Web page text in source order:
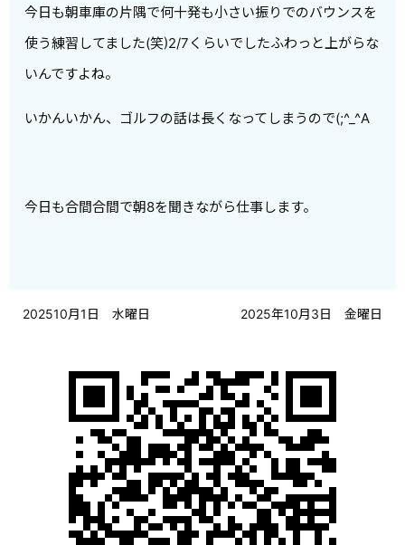
今日も朝車庫の片隅で何十発も小さい振りでのバウンスを
使う練習してました(笑)2/7くらいでしたふわっと上がらな
いんですよね。
いかんいかん、ゴルフの話は長くなってしまうので(;^_^A
今日も合間合間で朝8を聞きながら仕事します。
202510月1日 水曜日 2025年10月3日 金曜日